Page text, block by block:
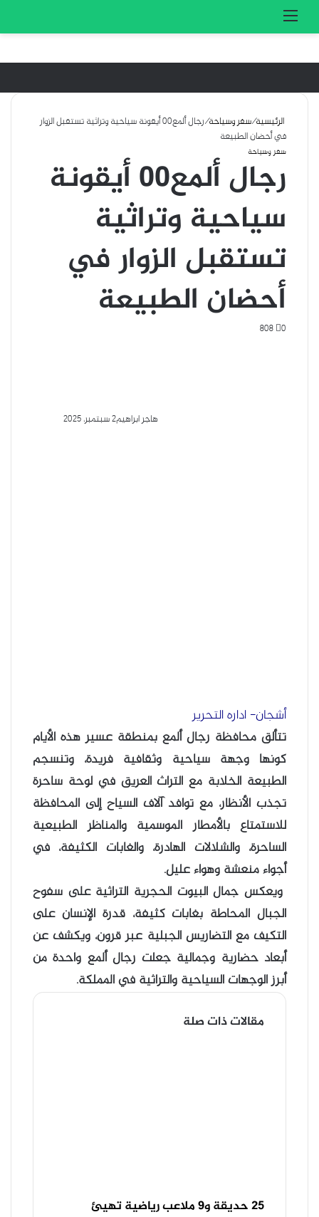
الرئيسية/سفر وسياحة/
رجال ألمع٠٠ أيقونة سياحية وتراثية تستقبل الزوار
في أحضان الطبيعة
سفر وسياحة
رجال ألمع٠٠ أيقونة
سياحية وتراثية
تستقبل الزوار في
أحضان الطبيعة
هاجر ابراهيم2 سبتمبر، 2025
0
أشجان- اداره التحرير
تتألق محافظة رجال ألمع بمنطقة عسير هذه الأيام
كونها وجهة سياحية وثقافية فريدة، وتنسجم
الطبيعة الخلابة مع التراث العريق في لوحة ساحرة
تجذب الأنظار، مع توافد آلاف السياح إلى المحافظة
للاستمتاع بالأمطار الموسمية والمناظر الطبيعية
الساحرة، والشلالات الهادرة، والغابات الكثيفة، في
أجواء منعشة وهواء عليل.
ويعكس جمال البيوت الحجرية التراثية على سفوح
الجبال المحاطة بغابات كثيفة، قدرة الإنسان على
التكيف مع التضاريس الجبلية عبر قرون، ويكشف عن
أبعاد حضارية وجمالية جعلت رجال ألمع واحدة من
أبرز الوجهات السياحية والتراثية في المملكة.
مقالات ذات صلة
25 حديقة و9 ملاعب رياضية تهيئ